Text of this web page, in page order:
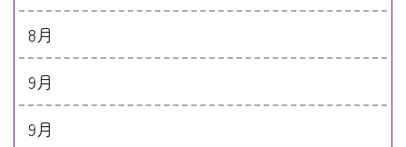
8月
9月
9月